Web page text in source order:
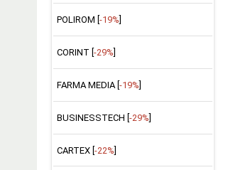
POLIROM [ -19%
CORINT [ -29%
FARMA MEDIA [ -19%
BUSINESSTECH [-29%]
CARTEX [-22%]